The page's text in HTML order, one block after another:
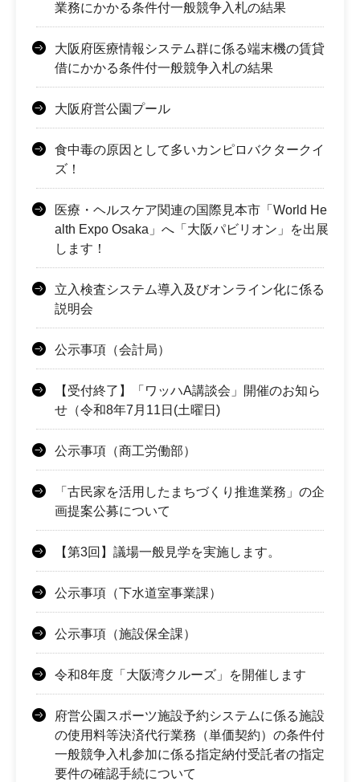
業務にかかる条件付一般競争入札の結果
大阪府医療情報システム群に係る端末機の賃貸
借にかかる条件付一般競争入札の結果
大阪府営公園プール
食中毒の原因として多いカンピロバクタークイ
ズ！
医療・ヘルスケア関連の国際見本市「World He
alth Expo Osaka」へ「大阪パビリオン」を出展
します！
立入検査システム導入及びオンライン化に係る
説明会
公示事項（会計局）
【受付終了】「ワッハA講談会」開催のお知ら
せ（令和8年7月11日(土曜日)
公示事項（商工労働部）
「古民家を活用したまちづくり推進業務」の企
画提案公募について
【第3回】議場一般見学を実施します。
公示事項（下水道室事業課）
公示事項（施設保全課）
令和8年度「大阪湾クルーズ」を開催します
府営公園スポーツ施設予約システムに係る施設
の使用料等決済代行業務（単価契約）の条件付
一般競争入札参加に係る指定納付受託者の指定
要件の確認手続について